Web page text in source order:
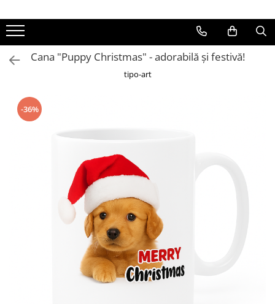
Cana "Puppy Christmas" - adorabilă și festivă!
tipo-art
-36%